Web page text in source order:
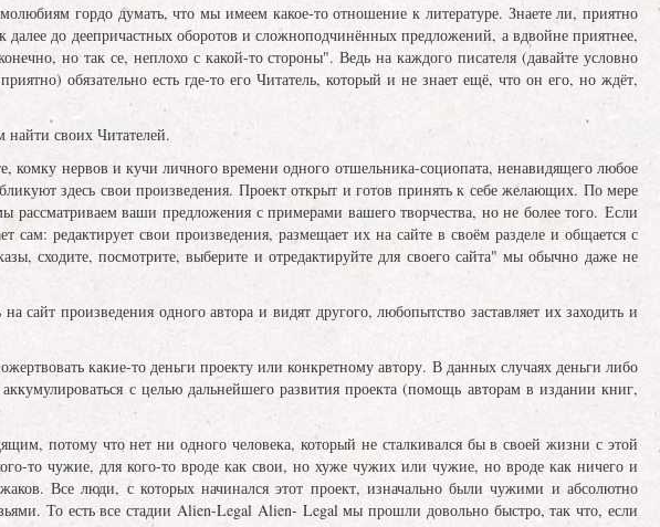
гордо думать, что мы имеем какое-то отношение к литературе. Знаете ли, приятно
далее до деепричастных оборотов и сложноподчинённых предложений, а вдвойне приятнее,
но так се, неплохо с какой-то стороны". Ведь на каждого писателя (давайте условно
обязательно есть где-то его Читатель, который и не знает ещё, что он его, но ждёт,
найти своих Читателей.
нервов и кучи личного времени одного отшельника-социопата, ненавидящего любое
здесь свои произведения. Проект открыт и готов принять к себе желающих. По мере
ваши предложения с примерами вашего творчества, но не более того. Если
сам: редактирует свои произведения, размещает их на сайте в своём разделе и общается с
сходите, посмотрите, выберите и отредактируйте для своего сайта" мы обычно даже не
произведения одного автора и видят другого, любопытство заставляет их заходить и
какие-то деньги проекту или конкретному автору. В данных случаях деньги либо
с целью дальнейшего развития проекта (помощь авторам в издании книг,
потому что нет ни одного человека, который не сталкивался бы в своей жизни с этой
то чужие, для кого-то вроде как свои, но хуже чужих или чужие, но вроде как ничего и
Все люди, с которых начинался этот проект, изначально были чужими и абсолютно
То есть все стадии Alien-Legal Alien- Legal мы прошли довольно быстро, так что, если